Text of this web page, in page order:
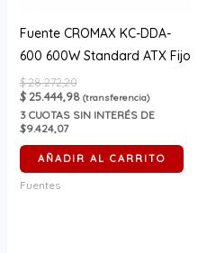
Fuente CROMAX KC-DDA-
600 600W Standard ATX Fijo
$28.272,20
$25.444,98 (transferencia)
3CUOTAS SIN INTERÉS DE
$9.424,07
AÑADIR AL CARRITO
Fuentes